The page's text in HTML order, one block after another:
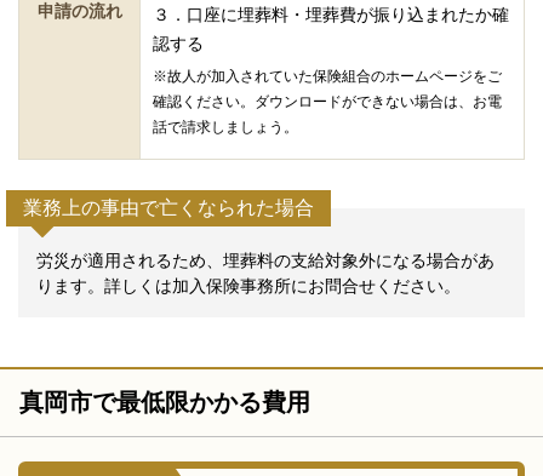
申請の流れ
３．口座に埋葬料・埋葬費が振り込まれたか確
認する
※故人が加入されていた保険組合のホームページをご
確認ください。ダウンロードができない場合は、お電
話で請求しましょう。
業務上の事由で亡くなられた場合
労災が適用されるため、埋葬料の支給対象外になる場合があ
ります。詳しくは加入保険事務所にお問合せください。
真岡市で最低限かかる費用